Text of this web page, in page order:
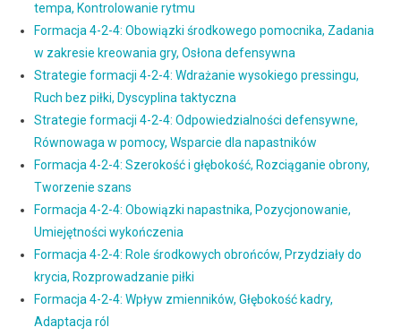
tempa, Kontrolowanie rytmu
Formacja 4-2-4: Obowiązki środkowego pomocnika, Zadania
w zakresie kreowania gry, Osłona defensywna
Strategie formacji 4-2-4: Wdrażanie wysokiego pressingu,
Ruch bez piłki, Dyscyplina taktyczna
Strategie formacji 4-2-4: Odpowiedzialności defensywne,
Równowaga w pomocy, Wsparcie dla napastników
Formacja 4-2-4: Szerokość i głębokość, Rozciąganie obrony,
Tworzenie szans
Formacja 4-2-4: Obowiązki napastnika, Pozycjonowanie,
Umiejętności wykończenia
Formacja 4-2-4: Role środkowych obrońców, Przydziały do
krycia, Rozprowadzanie piłki
Formacja 4-2-4: Wpływ zmienników, Głębokość kadry,
Adaptacja ról